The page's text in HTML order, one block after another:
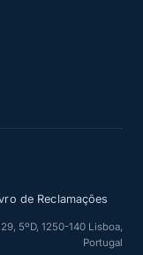
de Reclamações
5ºD, 1250-140 Lisboa,
Portugal